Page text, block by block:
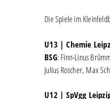
Die Spiele im
U13 | Chemie
BSG: Finn-Linus
Julius Roscher, Max
U12 | SpVgg